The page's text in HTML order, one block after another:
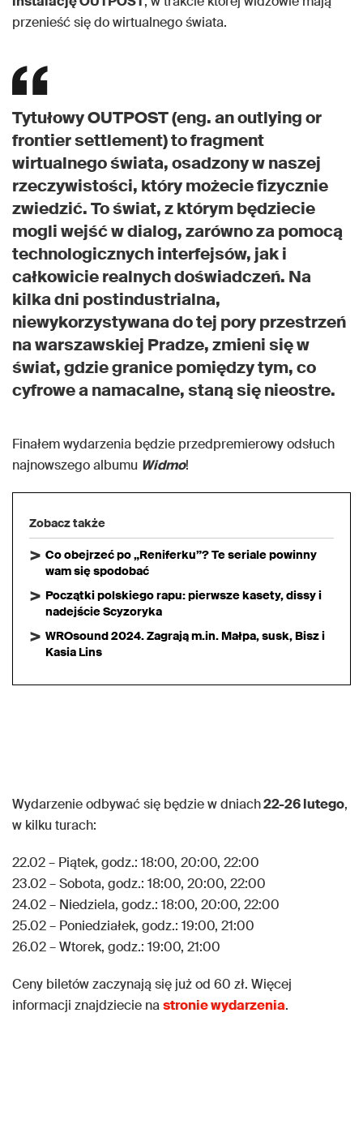
przenieść się do wirtualnego świata.
Tytułowy OUTPOST (eng. an outlying or
frontier settlement) to fragment
wirtualnego świata, osadzony w naszej
rzeczywistości, który możecie fizycznie
zwiedzić. To świat, z którym będziecie
mogli wejść w dialog, zarówno za pomocą
technologicznych interfejsów, jak i
całkowicie realnych doświadczeń. Na
kilka dni postindustrialna,
niewykorzystywana do tej pory przestrzeń
na warszawskiej Pradze, zmieni się w
świat, gdzie granice pomiędzy tym, co
cyfrowe a namacalne, staną się nieostre.
Finałem wydarzenia będzie przedpremierowy odsłuch
najnowszego albumu Widmo!
Zobacz także
Co obejrzeć po „Reniferku”? Te seriale powinny
wam się spodobać
Początki polskiego rapu: pierwsze kasety, dissy i
nadejście Scyzoryka
WROsound 2024. Zagrają m.in. Małpa, susk, Bisz i
Kasia Lins
Wydarzenie odbywać się będzie w dniach22-26 lutego,
w kilku turach:
22.02 – Piątek, godz.: 18:00, 20:00, 22:00
23.02 – Sobota, godz.: 18:00, 20:00, 22:00
24.02 – Niedziela, godz.: 18:00, 20:00, 22:00
25.02 – Poniedziałek, godz.: 19:00, 21:00
26.02 – Wtorek, godz.: 19:00, 21:00
Ceny biletów zaczynają się już od 60 zł. Więcej
informacji znajdziecie nastronie wydarzenia.